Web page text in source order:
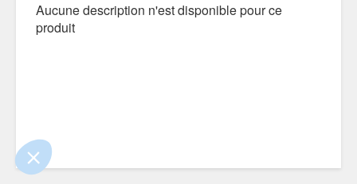
certifiés par
Je choisis OK pour moi
Aucune description n'est disponible pour ce
produit